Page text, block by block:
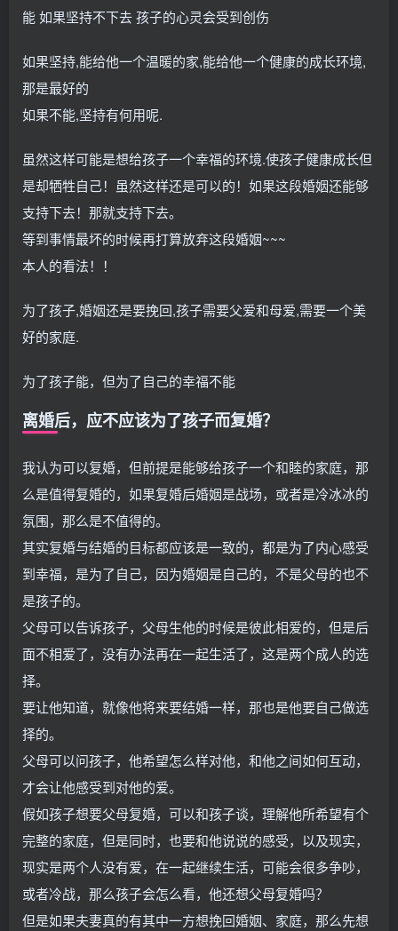
能 如果坚持不下去 孩子的心灵会受到创伤
如果坚持,能给他一个温暖的家,能给他一个健康的成长环境,
那是最好的
如果不能,坚持有何用呢.
虽然这样可能是想给孩子一个幸福的环境.使孩子健康成长但
是却牺牲自己！虽然这样还是可以的！如果这段婚姻还能够
支持下去！那就支持下去。
等到事情最坏的时候再打算放弃这段婚姻~~~
本人的看法！！
为了孩子,婚姻还是要挽回,孩子需要父爱和母爱,需要一个美
好的家庭.
为了孩子能，但为了自己的幸福不能
离婚后，应不应该为了孩子而复婚？
我认为可以复婚，但前提是能够给孩子一个和睦的家庭，那
么是值得复婚的，如果复婚后婚姻是战场，或者是冷冰冰的
氛围，那么是不值得的。
其实复婚与结婚的目标都应该是一致的，都是为了内心感受
到幸福，是为了自己，因为婚姻是自己的，不是父母的也不
是孩子的。
父母可以告诉孩子，父母生他的时候是彼此相爱的，但是后
面不相爱了，没有办法再在一起生活了，这是两个成人的选
择。
要让他知道，就像他将来要结婚一样，那也是他要自己做选
择的。
父母可以问孩子，他希望怎么样对他，和他之间如何互动，
才会让他感受到对他的爱。
假如孩子想要父母复婚，可以和孩子谈，理解他所希望有个
完整的家庭，但是同时，也要和他说说的感受，以及现实，
现实是两个人没有爱，在一起继续生活，可能会很多争吵，
或者冷战，那么孩子会怎么看，他还想父母复婚吗？
但是如果夫妻真的有其中一方想挽回婚姻、家庭，那么先想